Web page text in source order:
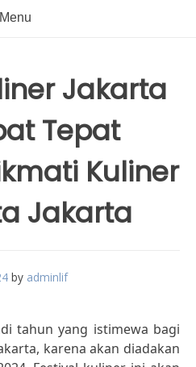
Menu
Jakarta
Tepat
Kuliner
Jakarta
by adminlif
tahun yang istimewa bagi
karena akan diadakan